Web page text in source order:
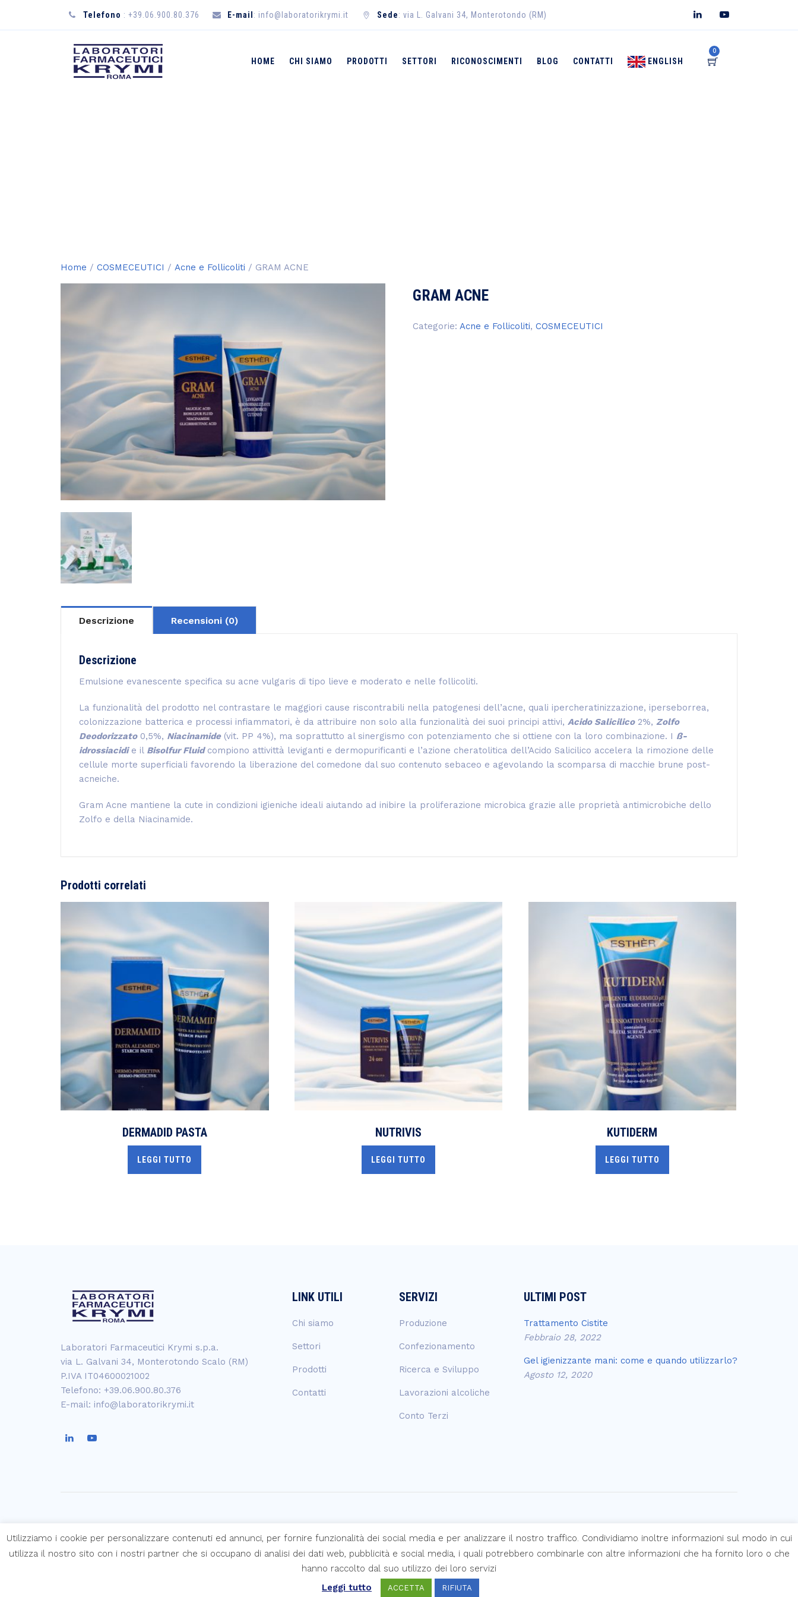
Telefono : +39.06.900.80.376 E-mail : info@laboratorikrymi.it Sede: via L. Galvani 34, Monterotondo (RM)
0
HOME CHI SIAMO PRODOTTI SETTORI RICONOSCIMENTI BLOG CONTATTI ENGLISH
Home / COSMECEUTICI / Acne e Follicoliti / GRAM ACNE
GRAM ACNE
Categorie: Acne e Follicoliti, COSMECEUTICI
Descrizione Recensioni (0)
Descrizione
Emulsione evanescente specifica su acne vulgaris di tipo lieve e moderato e nelle follicoliti.
La funzionalità del prodotto nel contrastare le maggiori cause riscontrabili nella patogenesi dell’acne, quali ipercheratinizzazione, iperseborrea,
colonizzazione batterica e processi infiammatori, è da attribuire non solo alla funzionalità dei suoi principi attivi, Acido Salicilico2%, Zolfo
Deodorizzato0,5%, Niacinamide(vit. PP 4%), ma soprattutto al sinergismo con potenziamento che si ottiene con la loro combinazione. I ß-
idrossiacidie il Bisolfur Fluidcompiono attivittà leviganti e dermopurificanti e l’azione cheratolitica dell’Acido Salicilico accelera la rimozione delle
cellule morte superficiali favorendo la liberazione del comedone dal suo contenuto sebaceo e agevolando la scomparsa di macchie brune post-
acneiche.
Gram Acne mantiene la cute in condizioni igieniche ideali aiutando ad inibire la proliferazione microbica grazie alle proprietà antimicrobiche dello
Zolfo e della Niacinamide.
Prodotti correlati
DERMADID PASTA
LEGGI TUTTO
NUTRIVIS
LEGGI TUTTO
KUTIDERM
LEGGI TUTTO
Laboratori Farmaceutici Krymi s.p.a.
via L. Galvani 34, Monterotondo Scalo (RM)
P.IVA IT04600021002
Telefono: +39.06.900.80.376
E-mail: info@laboratorikrymi.it
LINK UTILI
Chi siamo
Settori
Prodotti
Contatti
SERVIZI
Produzione
Confezionamento
Ricerca e Sviluppo
Lavorazioni alcoliche
Conto Terzi
ULTIMI POST
Trattamento Cistite
Febbraio 28, 2022
Gel igienizzante mani: come e quando utilizzarlo?
Agosto 12, 2020
Created by Web Agency Roma
Utilizziamo i cookie per personalizzare contenuti ed annunci, per fornire funzionalità dei social media e per analizzare il nostro traffico. Condividiamo inoltre informazioni sul modo in cui
utilizza il nostro sito con i nostri partner che si occupano di analisi dei dati web, pubblicità e social media, i quali potrebbero combinarle con altre informazioni che ha fornito loro o che
hanno raccolto dal suo utilizzo dei loro servizi
Leggi tutto
ACCETTA RIFIUTA